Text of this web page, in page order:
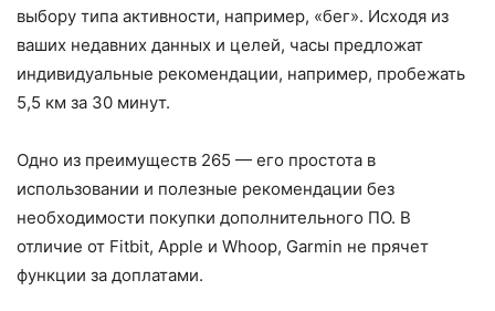
выбору типа активности, например, «бег». Исходя из
ваших недавних данных и целей, часы предложат
индивидуальные рекомендации, например, пробежать
5,5 км за 30 минут.
Одно из преимуществ 265 — его простота в
использовании и полезные рекомендации без
необходимости покупки дополнительного ПО. В
отличие от Fitbit, Apple и Whoop, Garmin не прячет
функции за доплатами.